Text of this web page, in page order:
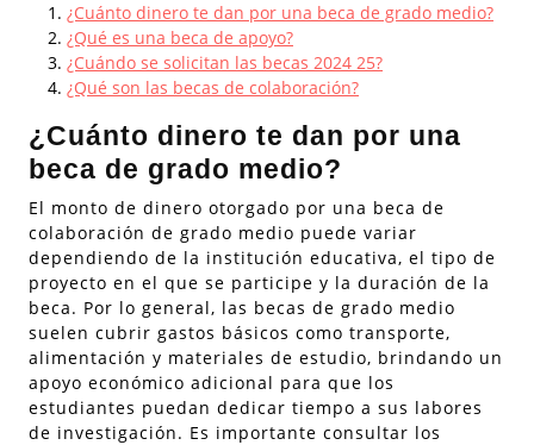
¿Cuánto dinero te dan por una beca de grado medio?
¿Qué es una beca de apoyo?
¿Cuándo se solicitan las becas 2024 25?
¿Qué son las becas de colaboración?
¿Cuánto dinero te dan por una
beca de grado medio?
El monto de dinero otorgado por una beca de
colaboración de grado medio puede variar
dependiendo de la institución educativa, el tipo de
proyecto en el que se participe y la duración de la
beca. Por lo general, las becas de grado medio
suelen cubrir gastos básicos como transporte,
alimentación y materiales de estudio, brindando un
apoyo económico adicional para que los
estudiantes puedan dedicar tiempo a sus labores
de investigación. Es importante consultar los